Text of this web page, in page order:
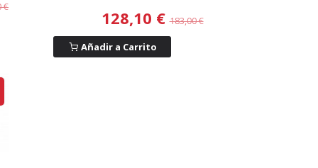
€
128,10 €183,00 €
Añadir a Carrito